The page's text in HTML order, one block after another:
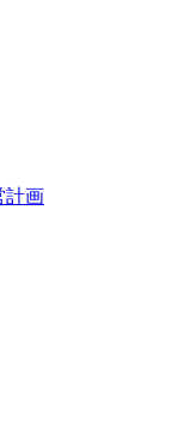
計画